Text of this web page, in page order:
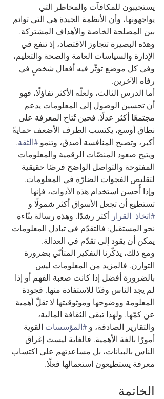
يستجيبون للمكافآت والمخاطر التي
يواجهونها، وأن الأنظمة الجيدة هي التي توائم
بين المصلحة الخاصة والأهداف المشتركة.
وهذه البصيرة تتجاوز الاقتصاد، إذ تنفع في
الإدارة والسياسات العامة والصحة والتعليم،
وفي كل موضع تؤثّر فيه أفعال شخصٍ في
رفاه الآخرين.
أما الدرس الثالث، ولعلّه الأكثر تفاؤلًا، فهو
أن تحسين الوصول إلى المعلومات يدعم
مجتمعًا أكثر عدلًا. فحين تُتاح المعرفة على
نطاق أوسع، يكتسب الطرف الأضعف حمايةً
أكبر، وتصبح المنافسة أصدق، وتنمو #الثقة.
ويتيح صعود المنصّات الرقمية والمعلومات
المفتوحة والتواصل الواضح فرصًا حقيقية
لتقليص الفجوات الضارّة في المعلومات.
وإذا أُحسن استخدام هذه الأدوات، فإنها
تستطيع أن تجعل الأسواق أكثر شمولًا و
#اتخاذ_القرار أكثر رشدًا. وهذه رسالة بنّاءة
نحو المستقبل: فالتقدّم في تبادل المعلومات
يمكن أن يقود إلى تقدّم في العدالة.
ومع ذلك، يذكّرنا التفكير المتأنّي بضرورة
التوازن. فالمزيد من المعلومات ليس
بالضرورة أفضل إذا كانت صعبة الفهم أو إذا
لم يجد الناس وقتًا للاستفادة منها. فجودة
المعلومة ووضوحها وموثوقيتها لا تقلّ أهمية
عن كمّها. ولهذا تبقى الثقافة المالية،
والتقارير الصادقة، و #المؤسسات القوية
أمورًا بالغة الأهمية. فالغاية ليست إغراق
الناس بالبيانات، بل مساعدتهم على اكتساب
معرفة يستطيعون استعمالها فعلًا.
الخاتمة